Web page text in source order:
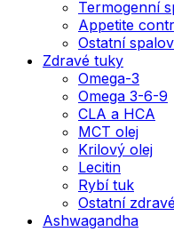
Termogenní
Appetite
Ostatní
Zdravé tuky
Omega-3
Omega 3-6-9
CLA a HCA
MCT olej
Krilový olej
Lecitin
Rybí tuk
Ostatní
Ashwagandha